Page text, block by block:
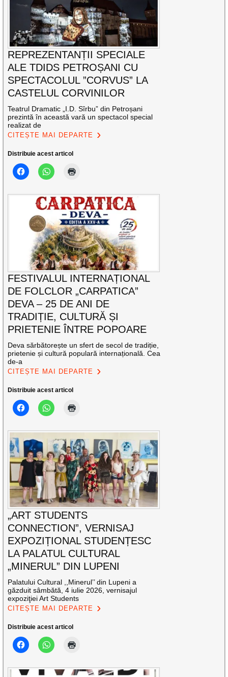
REPREZENTANȚII SPECIALE
ALE TDIDS PETROȘANI CU
SPECTACOLUL ”CORVUS” LA
CASTELUL CORVINILOR
Teatrul Dramatic „I.D. Sîrbu” din Petroșani
prezintă în această vară un spectacol special
realizat de
CITEȘTE MAI DEPARTE
Distribuie acest articol
FESTIVALUL INTERNAȚIONAL
DE FOLCLOR „CARPATICA”
DEVA – 25 DE ANI DE
TRADIȚIE, CULTURĂ ȘI
PRIETENIE ÎNTRE POPOARE
Deva sărbătorește un sfert de secol de tradiție,
prietenie și cultură populară internațională. Cea
de-a
CITEȘTE MAI DEPARTE
Distribuie acest articol
„ART STUDENTS
CONNECTION”, VERNISAJ
EXPOZIȚIONAL STUDENȚESC
LA PALATUL CULTURAL
„MINERUL” DIN LUPENI
Palatului Cultural ,,Minerul’’ din Lupeni a
găzduit sâmbătă, 4 iulie 2026, vernisajul
expoziţiei Art Students
CITEȘTE MAI DEPARTE
Distribuie acest articol